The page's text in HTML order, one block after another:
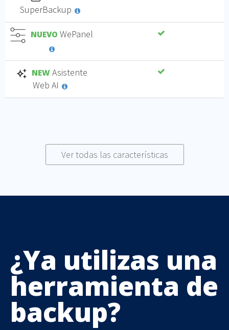
SuperBackup
NUEVO WePanel
NEWAsistente
Web AI
Ver todas las características
¿Ya utilizas una
herramienta de
backup?